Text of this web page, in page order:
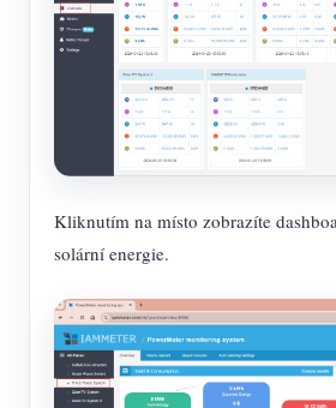
Kliknutím na místo zobrazíte
solární energie.